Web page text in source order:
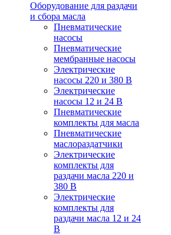
Оборудование для раздачи
и сбора масла
Пневматические
насосы
Пневматические
мембранные насосы
Электрические
насосы 220 и 380 В
Электрические
насосы 12 и 24 В
Пневматические
комплекты для масла
Пневматические
маслораздатчики
Электрические
комплекты для
раздачи масла 220 и
380 В
Электрические
комплекты для
раздачи масла 12 и 24
В